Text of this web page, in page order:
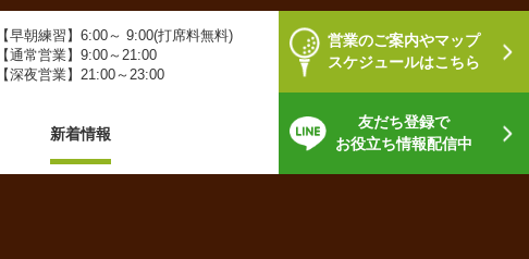
新着情報
【早朝練習】6:00～ 9:00(打席料無料)
【通常営業】9:00～21:00
【深夜営業】21:00～23:00
営業のご案内やマップ
スケジュールはこちら
友だち登録で
お役立ち情報配信中